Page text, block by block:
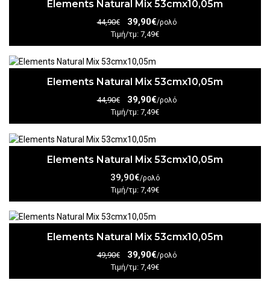
Elements Natural Mix 53cmx10,05m
44,90€ 39,90€/ρολό
Τιμή/τμ: 7,49€
Elements Natural Mix 53cmx10,05m
44,90€ 39,90€/ρολό
Τιμή/τμ: 7,49€
Elements Natural Mix 53cmx10,05m
39,90€/ρολό
Τιμή/τμ: 7,49€
Elements Natural Mix 53cmx10,05m
49,90€ 39,90€/ρολό
Τιμή/τμ: 7,49€